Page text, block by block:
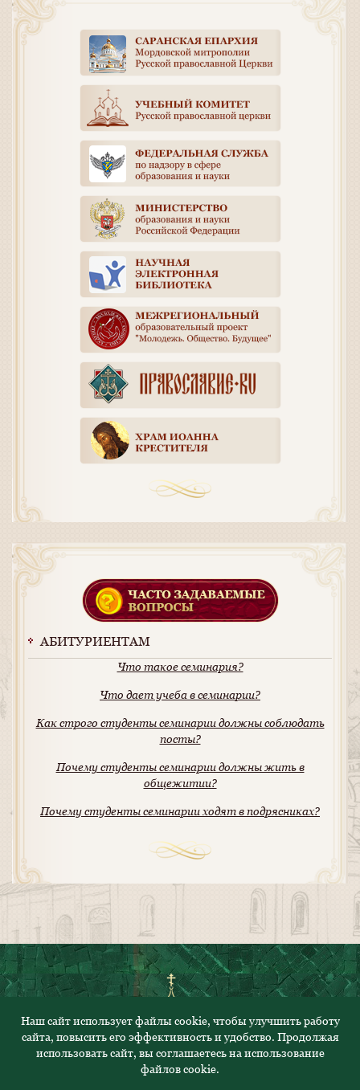
АБИТУРИЕНТАМ
Что такое семинария?
Что дает учеба в семинарии?
Как строго студенты семинарии должны соблюдать
посты?
Почему студенты семинарии должны жить в
общежитии?
Почему студенты семинарии ходят в подрясниках?
© 2023. Все права защищены
Политика конфиденциальности
Наш сайт использует файлы cookie, чтобы улучшить работу
сайта, повысить его эффективность и удобство. Продолжая
использовать сайт, вы соглашаетесь на использование
файлов cookie.